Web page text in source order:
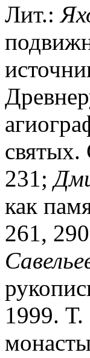
Лит.:
святых.
231;
как
261,
1999.